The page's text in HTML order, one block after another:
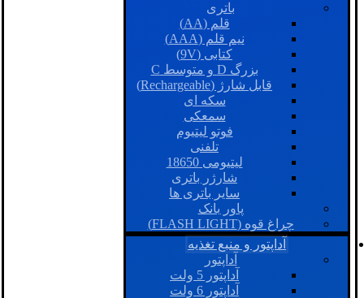
باتری
قلم (AA)
نیم قلم (AAA)
کتابی (9V)
بزرگ D و متوسط C
قابل شارژ (Rechargeable)
سکه ای
سمعکی
فوتو لیتیوم
تلفنی
لیتیومی 18650
شارژر باتری
سایر باتری ها
پاور بانک
چراغ قوه (FLASH LIGHT)
آداپتور و منبع تغذیه
آداپتور
آداپتور 5 ولت
آداپتور 6 ولت